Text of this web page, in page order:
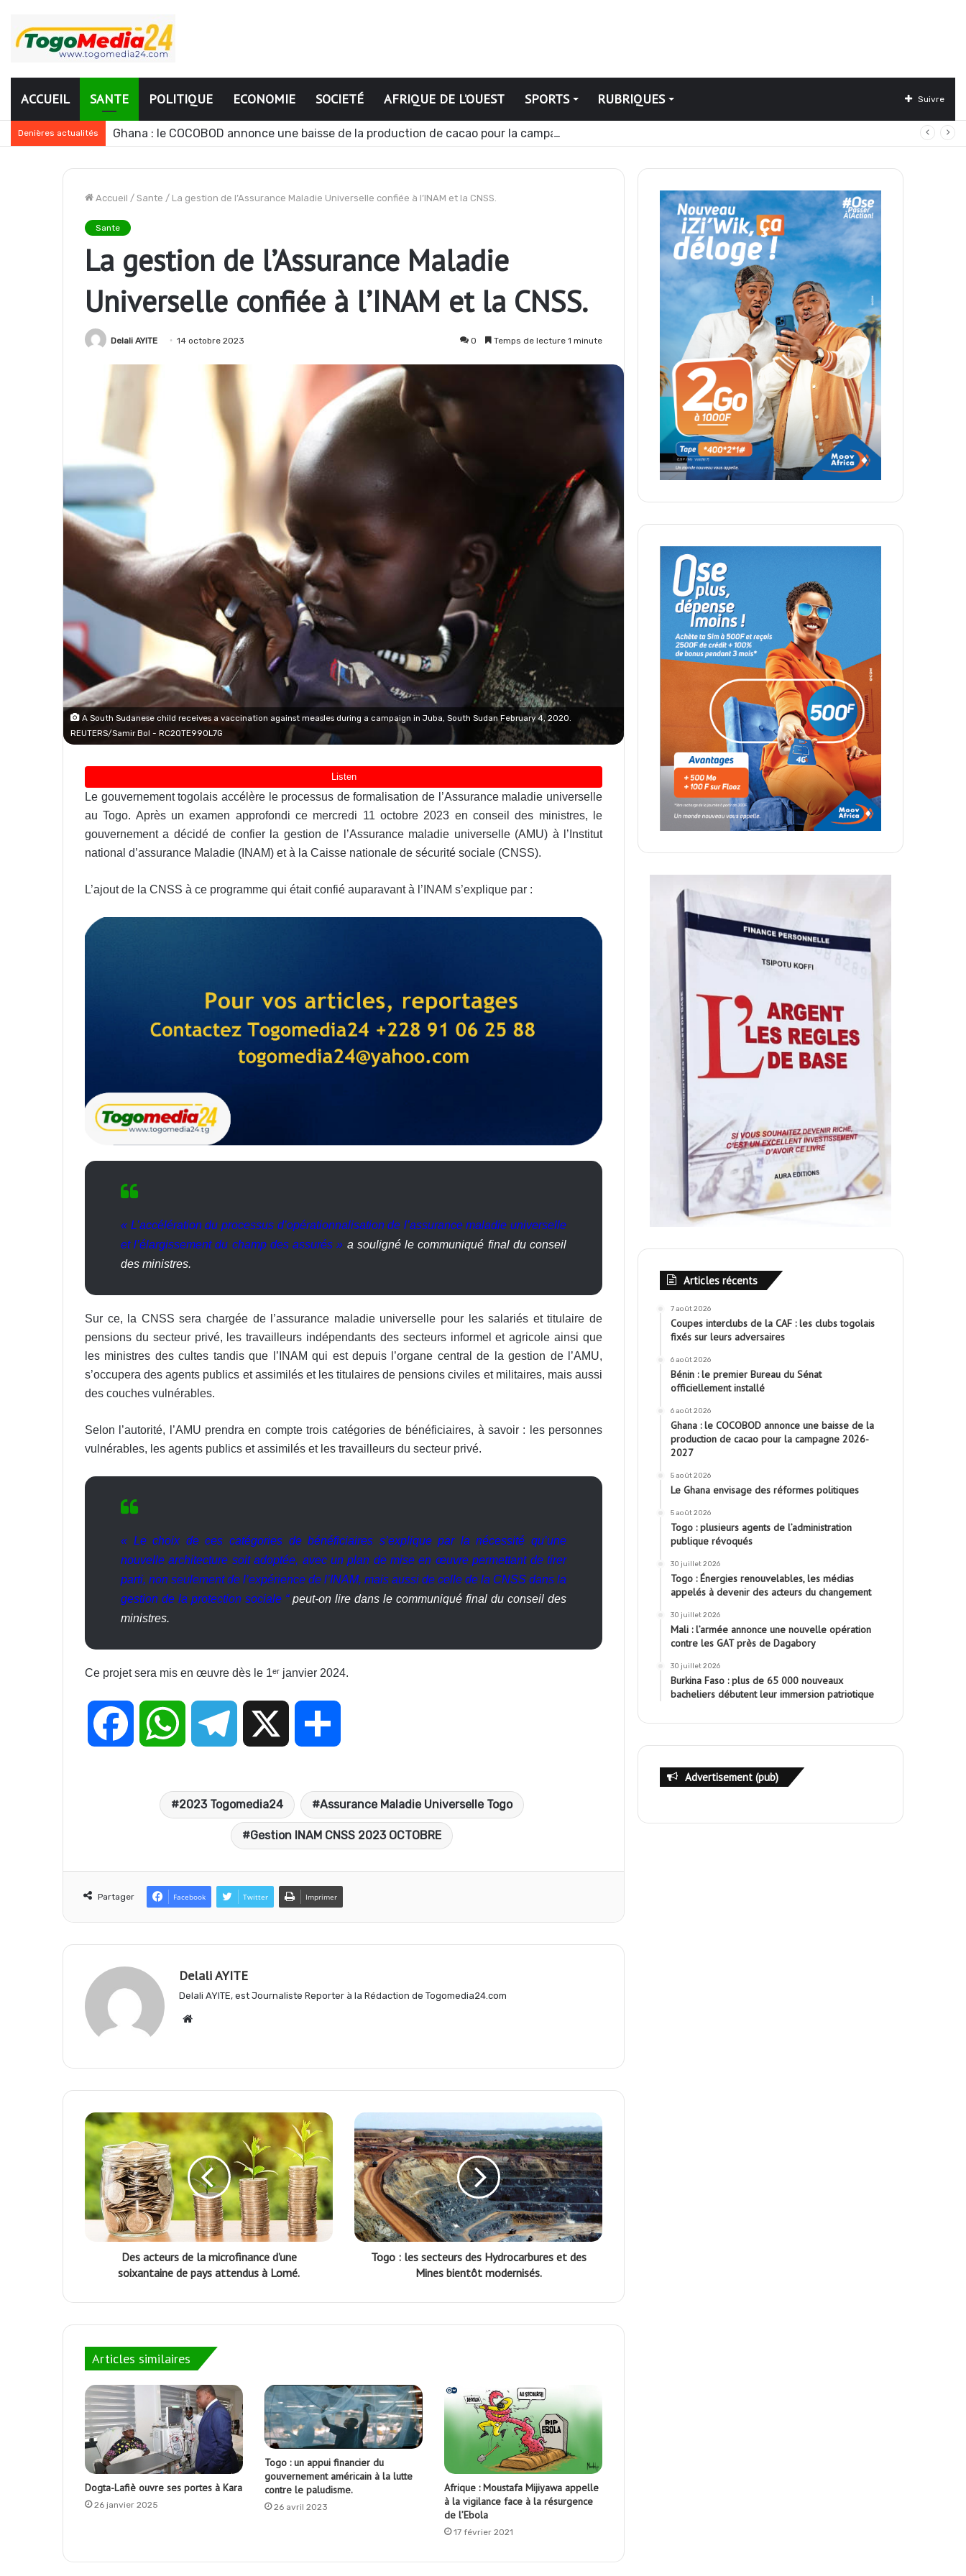
ACCUEIL SANTE POLITIQUE ECONOMIE SOCIETÉ AFRIQUE DE L’OUEST SPORTS RUBRIQUES Suivre
Denières actualités Ghana : le COCOBOD annonce une baisse de la production de cacao pour la campagne 2026-2027
Accueil / Sante / La gestion de l’Assurance Maladie Universelle confiée à l’INAM et la CNSS.
Sante
La gestion de l’Assurance Maladie
Universelle confiée à l’INAM et la CNSS.
Delali AYITE 14 octobre 2023 0 Temps de lecture 1 minute
A South Sudanese child receives a vaccination against measles during a campaign in Juba, South Sudan February 4, 2020.
REUTERS/Samir Bol - RC2QTE99OL7G
Le gouvernement togolais accélère le processus de formalisation de l’Assurance maladie universelle
au Togo. Après un examen approfondi ce mercredi 11 octobre 2023 en conseil des ministres, le
gouvernement a décidé de confier la gestion de l’Assurance maladie universelle (AMU) à l’Institut
national d’assurance Maladie (INAM) et à la Caisse nationale de sécurité sociale (CNSS).
L’ajout de la CNSS à ce programme qui était confié auparavant à l’INAM s’explique par :
« L’accélération du processus d’opérationnalisation de l’assurance maladie universelle
et l’élargissement du champ des assurés » a souligné le communiqué final du conseil
des ministres.
Sur ce, la CNSS sera chargée de l’assurance maladie universelle pour les salariés et titulaire de
pensions du secteur privé, les travailleurs indépendants des secteurs informel et agricole ainsi que
les ministres des cultes tandis que l’INAM qui est depuis l’organe central de la gestion de l’AMU,
s’occupera des agents publics et assimilés et les titulaires de pensions civiles et militaires, mais aussi
des couches vulnérables.
Selon l’autorité, l’AMU prendra en compte trois catégories de bénéficiaires, à savoir : les personnes
vulnérables, les agents publics et assimilés et les travailleurs du secteur privé.
« Le choix de ces catégories de bénéficiaires s’explique par la nécessité qu’une
nouvelle architecture soit adoptée, avec un plan de mise en œuvre permettant de tirer
parti, non seulement de l’expérience de l’INAM, mais aussi de celle de la CNSS dans la
gestion de la protection sociale “peut-on lire dans le communiqué final du conseil des
ministres.
Ce projet sera mis en œuvre dès le 1ᵉʳ janvier 2024.
o
a
s
p
l
g
a
r
a
e
2023 Togomedia24 Assurance Maladie Universelle Togo
Gestion INAM CNSS 2023 OCTOBRE
Partager Facebook Twitter Imprimer
Delali AYITE
Delali AYITE, est Journaliste Reporter à la Rédaction de Togomedia24.com
Website
Des acteurs de la microfinance d’une
soixantaine de pays attendus à Lomé.
Togo : les secteurs des Hydrocarbures et des
Mines bientôt modernisés.
Articles similaires
Dogta-Lafiè ouvre ses portes à Kara
26 janvier 2025
Togo : un appui financier du
gouvernement américain à la lutte
contre le paludisme.
26 avril 2023
Afrique : Moustafa Mijiyawa appelle
à la vigilance face à la résurgence
de l’Ebola
17 février 2021
Articles récents
7 août 2026
Coupes interclubs de la CAF : les clubs togolais
fixés sur leurs adversaires
6 août 2026
Bénin : le premier Bureau du Sénat
officiellement installé
6 août 2026
Ghana : le COCOBOD annonce une baisse de la
production de cacao pour la campagne 2026-
2027
5 août 2026
Le Ghana envisage des réformes politiques
5 août 2026
Togo : plusieurs agents de l’administration
publique révoqués
30 juillet 2026
Togo : Énergies renouvelables, les médias
appelés à devenir des acteurs du changement
30 juillet 2026
Mali : l’armée annonce une nouvelle opération
contre les GAT près de Dagabory
30 juillet 2026
Burkina Faso : plus de 65 000 nouveaux
bacheliers débutent leur immersion patriotique
Advertisement (pub)